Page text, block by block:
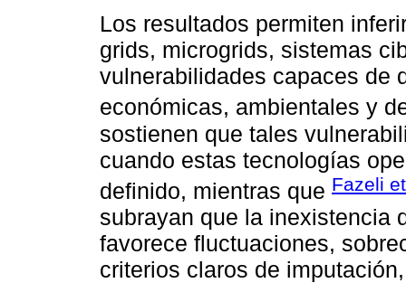
Los resultados permiten
grids, microgrids, sistemas
vulnerabilidades capaces de
económicas, ambientales y
sostienen que tales
cuando estas tecnologías
definido, mientras que Fazeli
subrayan que la inexistencia
favorece fluctuaciones,
criterios claros de